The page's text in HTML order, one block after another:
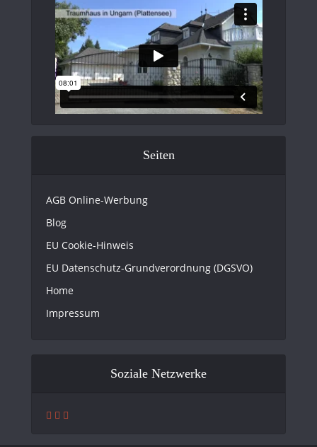
Seiten
AGB Online-Werbung
Blog
EU Cookie-Hinweis
EU Datenschutz-Grundverordnung (DGSVO)
Home
Impressum
Soziale Netzwerke